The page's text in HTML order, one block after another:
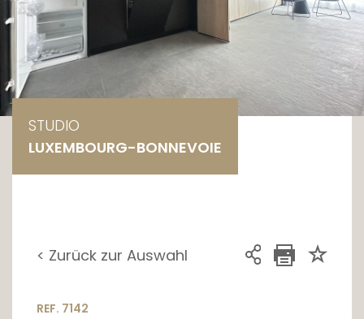
STUDIO
LUXEMBOURG-BONNEVOIE
< Zurück zur Auswahl
REF. 7142